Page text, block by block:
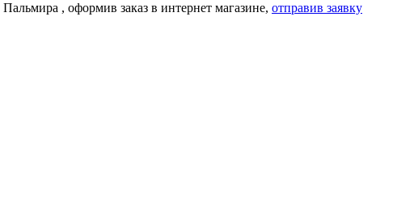
Пальмира , оформив заказ в интернет магазине, отправив заявку